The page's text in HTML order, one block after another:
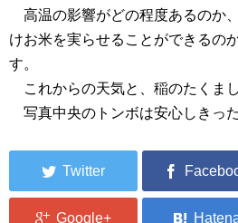
高温の影響がどの程度あるのか
けお米を実らせることができるの
す。
これからの天気と、稲のたくま
写真中央のトンボは安心しきった